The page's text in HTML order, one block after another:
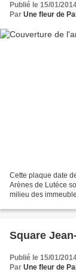
Publié le 15/01/
Par Une fleur de
Cette plaque date
Arènes de Lutéce
milieu des
Square
Publié le 15/01/
Par Une fleur de